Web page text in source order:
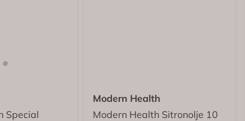
Special
Modern Health
Modern Health Sitronolje 10